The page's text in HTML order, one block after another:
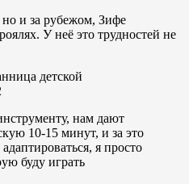
и за рубежом, Зифе
У неё это трудностей не
детской
нам дают
10-15 минут, и за это
я просто
буду играть